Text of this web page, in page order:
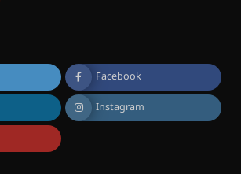
Facebook
Instagram